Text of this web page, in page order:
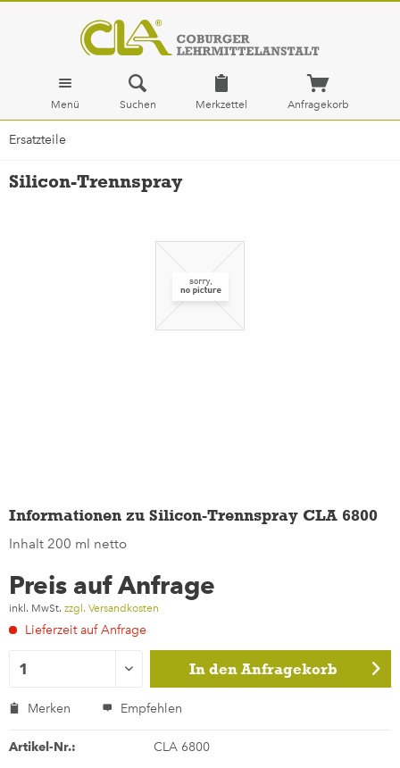
Menü Suchen Merkzettel Anfragekorb
Ersatzteile
Silicon-Trennspray
Informationen zu Silicon-Trennspray CLA 6800
Inhalt 200 ml netto
Preis auf Anfrage
inkl. MwSt. zzgl. Versandkosten
Lieferzeit auf Anfrage
In den Anfragekorb
Merken Empfehlen
Artikel-Nr.: CLA 6800